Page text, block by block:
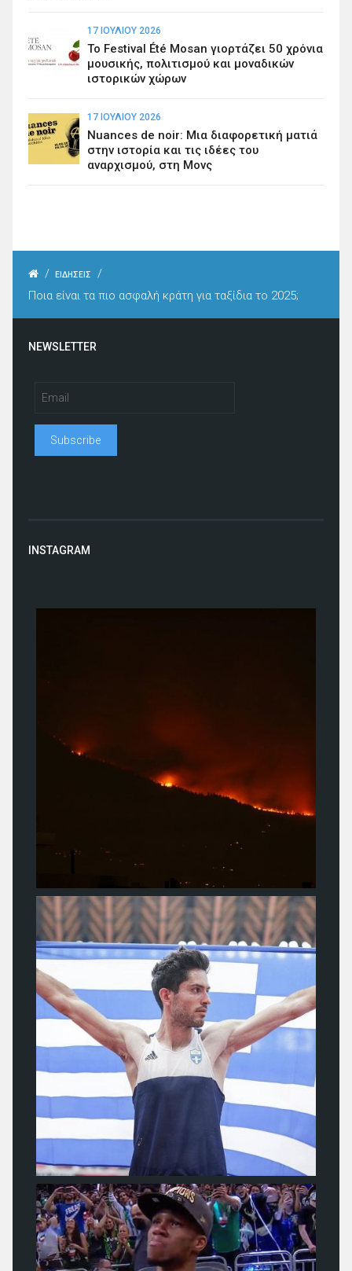
17 ΙΟΥΛΊΟΥ 2026
Το Festival Été Mosan γιορτάζει 50 χρόνια
μουσικής, πολιτισμού και μοναδικών
ιστορικών χώρων
17 ΙΟΥΛΊΟΥ 2026
Nuances de noir: Μια διαφορετική ματιά
στην ιστορία και τις ιδέες του
αναρχισμού, στη Μονς
/ ΕΙΔΗΣΕΙΣ
/
Ποια είναι τα πιο ασφαλή κράτη για ταξίδια το 2025;
NEWSLETTER
INSTAGRAM